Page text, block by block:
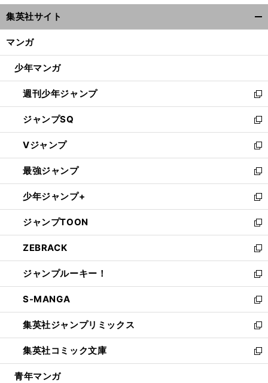
ウ
ィ
ン
ウ
開
く
集英社サイト
マンガ
少年マンガ
週刊少年ジャンプ
新
し
い
ウ
ィ
ン
ド
ウ
で
開
く
ジャンプSQ
新
し
い
ウ
ィ
ン
ド
ウ
で
開
く
Vジャンプ
新
し
い
ウ
ィ
ン
ド
ウ
で
開
く
最強ジャンプ
新
し
い
ウ
ィ
ン
ド
ウ
で
開
く
少年ジャンプ+
新
し
い
ウ
ィ
ン
ド
ウ
で
開
く
ジャンプTOON
新
し
い
ウ
ィ
ン
ド
ウ
で
開
く
ZEBRACK
新
し
い
ウ
ィ
ン
ド
ウ
で
開
ジャンプルーキー！
新
し
い
ウ
ィ
ン
ド
ウ
S-MANGA
新
し
い
ウ
ィ
ン
集英社ジャンプリミックス
新
し
い
ウ
集英社コミック文庫
新
し
青年マンガ